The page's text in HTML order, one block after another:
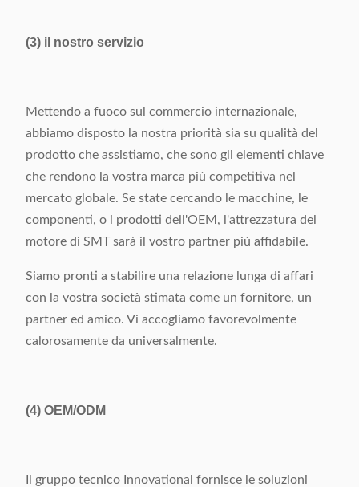
(3) il nostro servizio
Mettendo a fuoco sul commercio internazionale,
abbiamo disposto la nostra priorità sia su qualità del
prodotto che assistiamo, che sono gli elementi chiave
che rendono la vostra marca più competitiva nel
mercato globale. Se state cercando le macchine, le
componenti, o i prodotti dell'OEM, l'attrezzatura del
motore di SMT sarà il vostro partner più affidabile.
Siamo pronti a stabilire una relazione lunga di affari
con la vostra società stimata come un fornitore, un
partner ed amico. Vi accogliamo favorevolmente
calorosamente da universalmente.
(4) OEM/ODM
Il gruppo tecnico Innovational fornisce le soluzioni